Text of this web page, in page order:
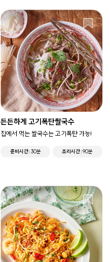
든든하게 고기폭탄쌀국수
집에서 먹는 쌀국수는 고기폭탄 가능!
준비시간 30분 조리시간 90분